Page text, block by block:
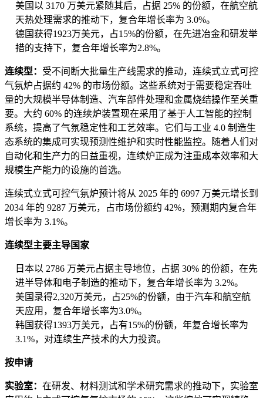
美国以 3170 万美元紧随其后，占据 25% 的份额，在航空航
天热处理需求的推动下，复合年增长率为 3.0%。
德国获得1923万美元，占15%的份额，在先进冶金和研发举
措的支持下，复合年增长率为2.8%。
连续型： 受不间断大批量生产线需求的推动，连续式立式可控
气氛炉占据约 42% 的市场份额。这些系统对于需要稳定吞吐
量的大规模半导体制造、汽车部件处理和金属烧结操作至关重
要。大约 60% 的连续炉装置现在采用了基于人工智能的控制
系统，提高了气氛稳定性和工艺​​效率。它们与工业 4.0 制造生
态系统的集成可实现预测性维护和实时性能监控。随着人们对
自动化和生产力的日益重视，连续炉正成为注重成本效率和大
规模生产能力的设施的首选。
连续式立式可控气氛炉预计将从 2025 年的 6997 万美元增长到
2034 年的 9287 万美元，占市场份额约 42%，预测期内复合年
增长率为 3.1%。
连续型主要主导国家
日本以 2786 万美元占据主导地位，占据 30% 的份额，在先
进半导体和电子制造的推动下，复合年增长率为 3.2%。
美国录得2,320万美元，占25%的份额，由于汽车和航空航
天应用，复合年增长率为3.0%。
韩国获得1393万美元，占有15%的份额，年复合增长率为
3.1%，对连续生产技术的大力投资。
按申请
实验室： 在研发、材料测试和学术研究需求的推动下，实验室